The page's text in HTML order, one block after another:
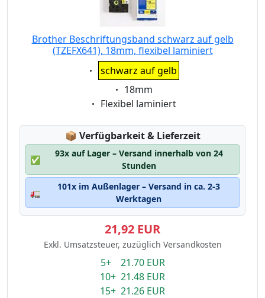
Brother Beschriftungsband schwarz auf gelb
(TZEFX641), 18mm, flexibel laminiert
Eigenschaft:
schwarz auf gelb
Eigenschaft:
18mm
Eigenschaft:
Flexibel laminiert
📦 Lagerstatus:
Verfügbarkeit & Lieferzeit
✅
93x auf Lager – Versand innerhalb von 24
Stunden
🚛
101x im Außenlager – Versand in ca. 2-3
Werktagen
21,92 EUR
Exkl. Umsatzsteuer, zuzüglich Versandkosten
5+ 21.70 EUR
10+ 21.48 EUR
15+ 21.26 EUR